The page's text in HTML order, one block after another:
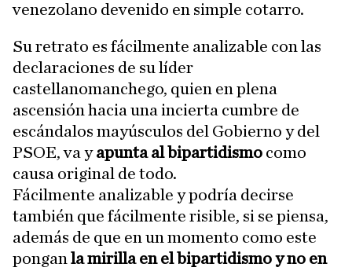
venezolano devenido en simple cotarro.
Su retrato es fácilmente analizable con las
declaraciones de su líder
castellanomanchego, quien en plena
ascensión hacia una incierta cumbre de
escándalos mayúsculos del Gobierno y del
PSOE, va yapunta al bipartidismo como
causa original de todo.
Fácilmente analizable y podría decirse
también que fácilmente risible, si se piensa,
además de que en un momento como este
pongan la mirilla en el bipartidismo y no en